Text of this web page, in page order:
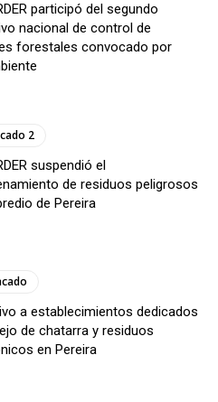
participó del segundo
nacional de control de
forestales convocado por
2
suspendió el
de residuos peligrosos
de Pereira
a establecimientos dedicados
de chatarra y residuos
en Pereira